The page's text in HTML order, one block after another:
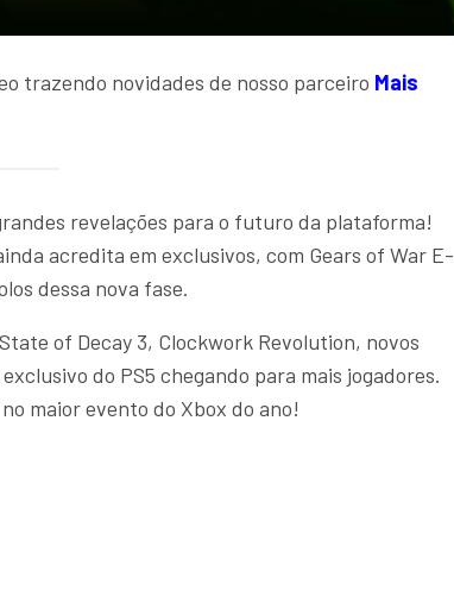
trazendo novidades de nosso parceiro Mais
revelações para o futuro da plataforma!
acredita em exclusivos, com Gears of War E-
dessa nova fase.
of Decay 3, Clockwork Revolution, novos
do PS5 chegando para mais jogadores.
maior evento do Xbox do ano!